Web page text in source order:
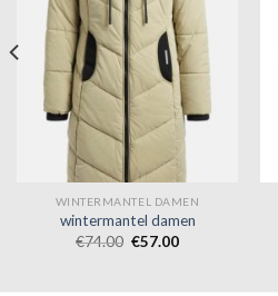
WINTERMANTEL DAMEN
wintermantel damen
€74.00 €57.00